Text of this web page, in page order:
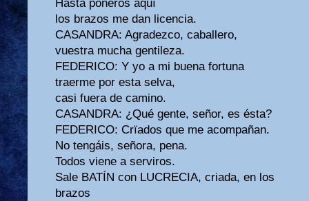
Hasta poneros aquí
los brazos me dan licencia.
CASANDRA: Agradezco, caballero,
vuestra mucha gentileza.
FEDERICO: Y yo a mi buena fortuna
traerme por esta selva,
casi fuera de camino.
CASANDRA: ¿Qué gente, señor, es ésta?
FEDERICO: Crïados que me acompañan.
No tengáis, señora, pena.
Todos viene a serviros.
Sale BATÍN con LUCRECIA, criada, en los
brazos